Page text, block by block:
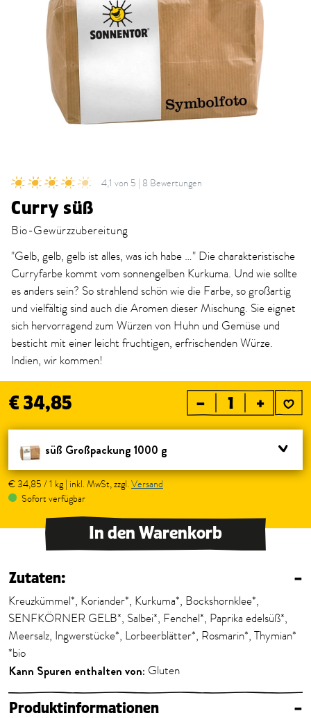
4,1 von 5 | 8 Bewertungen
Curry süß
Bio-Gewürzzubereitung
"Gelb, gelb, gelb ist alles, was ich habe …" Die charakteristische
Curryfarbe kommt vom sonnengelben Kurkuma. Und wie sollte
es anders sein? So strahlend schön wie die Farbe, so großartig
und vielfältig sind auch die Aromen dieser Mischung. Sie eignet
sich hervorragend zum Würzen von Huhn und Gemüse und
besticht mit einer leicht fruchtigen, erfrischenden Würze.
Indien, wir kommen!
€ 34,85 – +
süß Großpackung 1000 g
€ 34,85 / 1 kg | inkl. MwSt, zzgl. Versand
Sofort verfügbar
In den Warenkorb
Zutaten: –
Kreuzkümmel*, Koriander*, Kurkuma*, Bockshornklee*,
SENFKÖRNER GELB*, Salbei*, Fenchel*, Paprika edelsüß*,
Meersalz, Ingwerstücke*, Lorbeerblätter*, Rosmarin*, Thymian*
*bio
Kann Spuren enthalten von: Gluten
Produktinformationen –